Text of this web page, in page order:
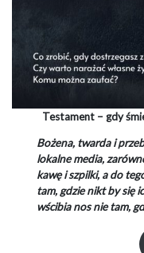
Testament – gdy
Bożena, twarda i
lokalne media,
kawę i szpilki, a do
tam, gdzie nikt by się
wścibia nos nie tam,